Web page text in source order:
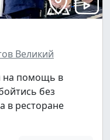
Великий
на помощь в
без
в ресторане